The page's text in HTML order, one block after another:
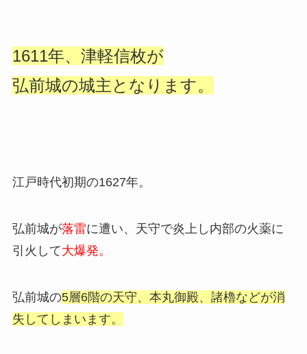
1611年、津軽信枚が
弘前城の城主となります。
江戸時代初期の1627年。
弘前城が落雷に遭い、天守で炎上し内部の火薬に
引火して大爆発。
弘前城の5層6階の天守、本丸御殿、 諸櫓などが消
失してしまいます。